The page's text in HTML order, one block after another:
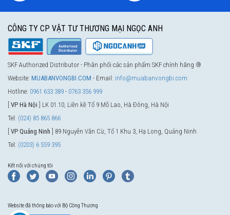
CÔNG TY CP VẬT TƯ THƯƠNG MẠI NGỌC ANH
SKF Authorized Distributor - Phân phối các sản phẩm SKF chính hãng ®
Website: MUABANVONGBI.COM - Email: info@muabanvongbi.com
Hotline: 0961 633 389 - 0763 356 999
VP Hà Nội ] LK 01.10, Liền kề Tổ 9 Mỗ Lao, Hà Đông, Hà Nội
Tel: (024) 85 865 866
VP Quảng Ninh ] 89 Nguyễn Văn Cừ, Tổ 1 Khu 3, Hạ Long, Quảng Ninh
Tel: (0203) 6 559 395
Kết nối với chúng tôi
Website đã thông báo với Bộ Công Thương